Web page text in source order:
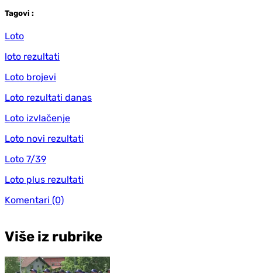
Tagovi :
Loto
loto rezultati
Loto brojevi
Loto rezultati danas
Loto izvlačenje
Loto novi rezultati
Loto 7/39
Loto plus rezultati
Komentari (0)
Više iz rubrike